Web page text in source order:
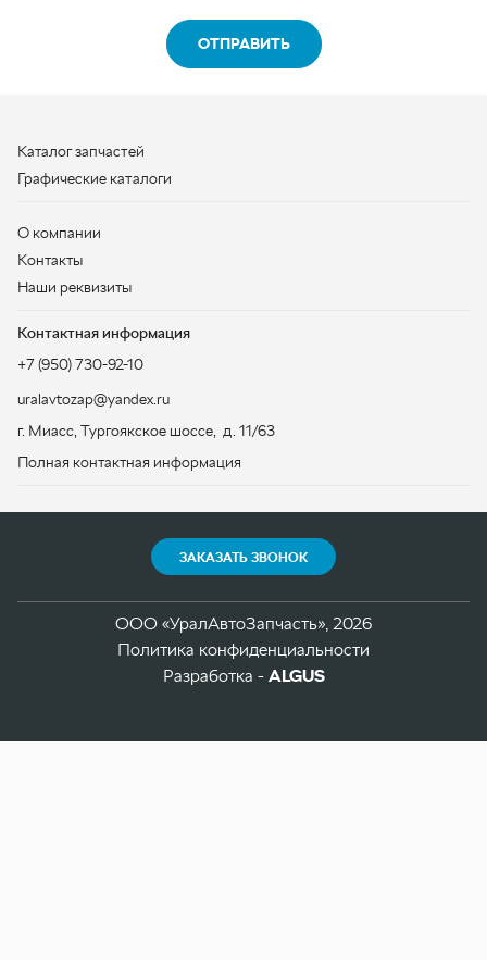
Контактная информация
+7 (950) 730-92-10
uralavtozap@yandex.ru
г. Миасс, Тургоякское шоссе, д. 11/63
Полная контактная информация
Политика конфиденциальности